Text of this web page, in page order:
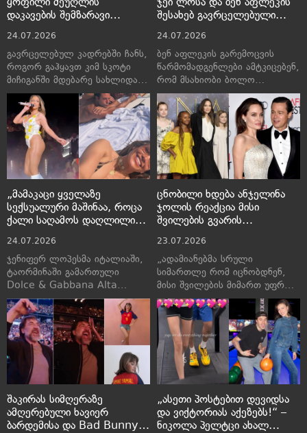
დაკავების შემზარავი
24.07.2026
გავრცელებულ კადრებში ჩანს,
როგორ გაჰყავთ კიმ სკოტი
მიჩიგანში მდებარე სახლიდან
საკაცით. ერთ-ერთ
პოლიციელს, რომელმაც
დაწოლა სთხოვა, სკოტმა
აგრესიულად უპასუხა და
უცენზურო სიტყვებით მიმართა
შესახებ გავრცელებული
იპყრობს
24.07.2026
ბენ აფლეკის გარემოცვის
წარმომადგენლები ამტკიცებენ,
რომ მსახიობი ბოლო
პერიოდში განსაკუთრებით
„ფიცხი“ და „რთული
ხასიათის“ გახდა
„მამაკაცი ყველაზე
სექსუალური მაშინაა, როცა
ქალი საღამოს დაღლილი
გარეცხვას“ – ჯეი ლოს
უახლესმა ვიდეომ
მსოფლიო მედია მოიცვა
24.07.2026
ჯენიფერ ლოპესმა იტალიაში,
ტაორმინაში გამართული
Dolce & Gabbana Alta
Moda-ს გალა-შოუს
ფარგლებში გამართული
გამოსვლისას გულწრფელად
ისაუბრა იმაზე, თუ რა მიაჩნია
მამაკაცში ყველაზე მიმზიდველ
და სექსუალურ თვისებად
ცნობილი ხდება ანჯელინა
ჯოლის რეაქცია მისი
შვილების გვარის
დაკავშირებით
23.07.2026
„ადამიანებმა სრული
სიმართლე რომ იცნობდნენ,
მისი შვილების მიმართ უფრო
მეტ თანაგრძნობას
გამოიჩენდნენ“
შაკირას სიმღერაზე
ამღერებული ხავიერ
ბარდემისა და Bad Bunny-
„ასეთი პოსტებით დევიდსა
და ვიქტორიას აქეზებს!“ –
ნიკოლა პელტცი ახალ